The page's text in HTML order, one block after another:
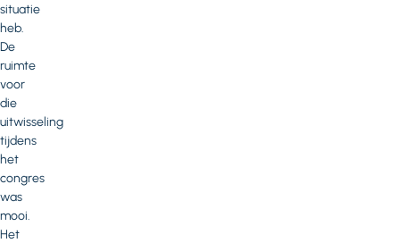
situatie
heb.
De
ruimte
voor
die
uitwisseling
tijdens
het
congres
was
mooi.
Het